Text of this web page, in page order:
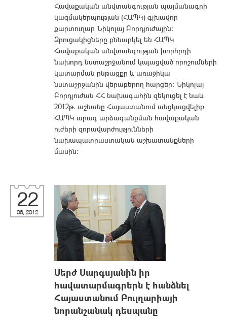
Հավաքական անվտանգության պայմանագրի
կազմակերպության (ՀԱՊԿ) գլխավոր
քարտուղար Նիկոլայ Բորդյուժային:
Զրուցակիցները քննարկել են ՀԱՊԿ
Հավաքական անվտանգության խորհրդի
նախորդ նստաշրջանում կայացված որոշումների
կատարման ընթացքը և առաջիկա
նստաշրջանին վերաբերող հարցեր: Նիկոլայ
Բորդյուժան ՀՀ նախագահին զեկուցել է նաև
2012թ. աշնանը Հայաստանում անցկացվելիք
ՀԱՊԿ արագ արձագանքման հավաքական
ուժերի զորավարժությունների
նախապատրաստական աշխատանքների
մասին:
22
06, 2012
Սերժ Սարգսյանին իր
հավատարմագրերն է հանձնել
Հայաստանում Բուլղարիայի
նորանշանակ դեսպանը